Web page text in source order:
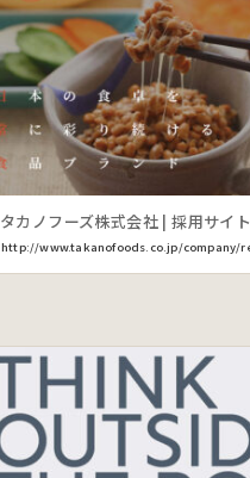
タカノフーズ株式会社 | 採用サイト